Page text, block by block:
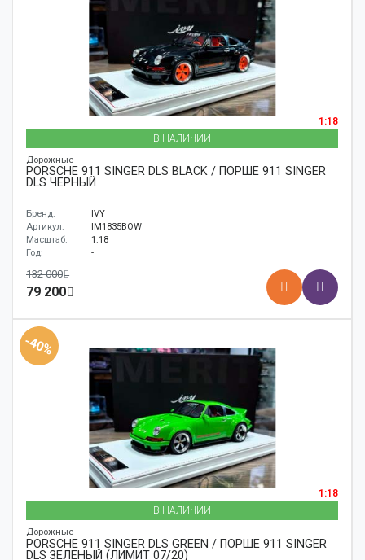
1:18
В НАЛИЧИИ
Дорожные
PORSCHE 911 SINGER DLS BLACK / ПОРШЕ 911 SINGER
DLS ЧЕРНЫЙ
Бренд:
IVY
Артикул:
IM1835BOW
Масштаб:
1:18
Год:
-
132 000
79 200
-40%
1:18
В НАЛИЧИИ
Дорожные
PORSCHE 911 SINGER DLS GREEN / ПОРШЕ 911 SINGER
DLS ЗЕЛЕНЫЙ (ЛИМИТ 07/20)